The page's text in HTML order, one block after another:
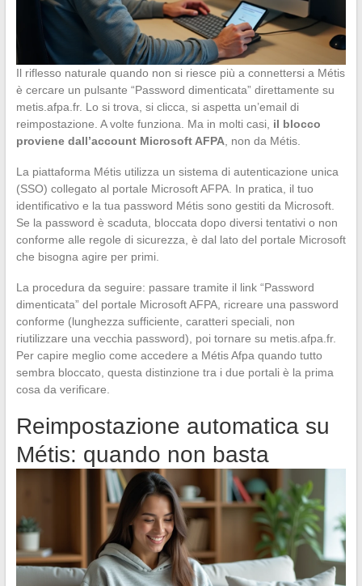
Il riflesso naturale quando non si riesce più a connettersi a Métis
è cercare un pulsante “Password dimenticata” direttamente su
metis.afpa.fr. Lo si trova, si clicca, si aspetta un’email di
reimpostazione. A volte funziona. Ma in molti casi, il blocco
proviene dall’account Microsoft AFPA, non da Métis.
La piattaforma Métis utilizza un sistema di autenticazione unica
(SSO) collegato al portale Microsoft AFPA. In pratica, il tuo
identificativo e la tua password Métis sono gestiti da Microsoft.
Se la password è scaduta, bloccata dopo diversi tentativi o non
conforme alle regole di sicurezza, è dal lato del portale Microsoft
che bisogna agire per primi.
La procedura da seguire: passare tramite il link “Password
dimenticata” del portale Microsoft AFPA, ricreare una password
conforme (lunghezza sufficiente, caratteri speciali, non
riutilizzare una vecchia password), poi tornare su metis.afpa.fr.
Per capire meglio come accedere a Métis Afpa quando tutto
sembra bloccato, questa distinzione tra i due portali è la prima
cosa da verificare.
Reimpostazione automatica su
Métis: quando non basta